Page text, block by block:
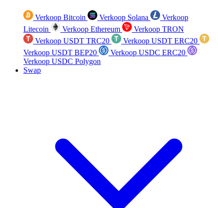
Verkoop Bitcoin Verkoop Solana
Verkoop
Litecoin
Verkoop Ethereum
Verkoop TRON
Verkoop USDT TRC20
Verkoop USDT ERC20
Verkoop USDT BEP20
Verkoop USDC ERC20
Verkoop USDC Polygon
Swap